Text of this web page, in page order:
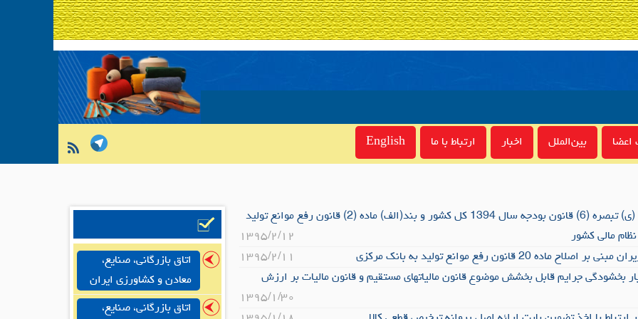
اعضا بین‌الملل اخبار ارتباط با ما English
آئین نامه اجرایی بند (ی) تبصره (6) قانون بودجه سال 1394 کل کشور و بند(الف) ماده (2) قانون رفع موانع تولید
مالی کشور
۱۳۹۵/۲/۱۲
20 قانون رفع موانع تولید به بانک مرکزی
۱۳۹۵/۲/۱۱
بخشودگی جرایم قابل بخشش موضوع قانون مالیاتهای مستقیم و قانون مالیات بر ارزش
۱۳۹۵/۱/۳۰
اتاق بازرگانی، صنایع،
معادن و کشاورزی ایران
اتاق بازرگانی، صنایع،